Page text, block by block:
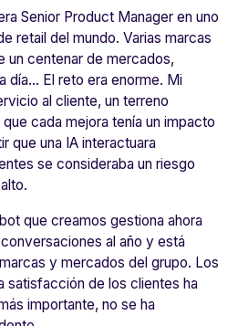
Senior Product Manager en uno
retail del mundo. Varias marcas
centenar de mercados,
día... El reto era enorme. Mi
al cliente, un terreno
cada mejora tenía un impacto
que una IA interactuara
se consideraba un riesgo
que creamos gestiona ahora
al año y está
y mercados del grupo. Los
satisfacción de los clientes ha
importante, no se ha